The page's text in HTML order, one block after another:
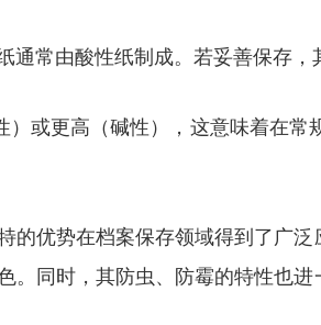
通常由酸性纸制成。若妥善保存
）或更高（碱性），这意味着在
的优势在档案保存领域得到了广
。同时，其防虫、防霉的特性也